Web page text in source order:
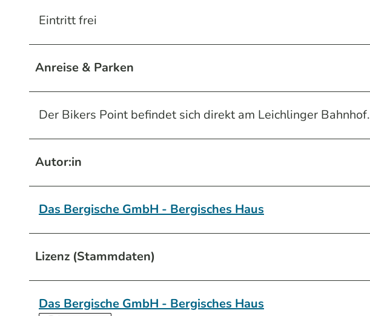
Eintritt frei
Anreise & Parken
Der Bikers Point befindet sich direkt am Leichlinger Bahnhof.
Autor:in
Das Bergische GmbH - Bergisches Haus
Lizenz (Stammdaten)
Das Bergische GmbH - Bergisches Haus